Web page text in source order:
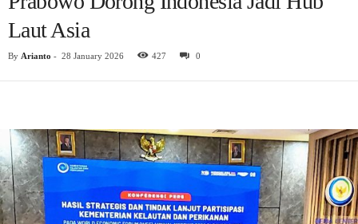
Laut Asia
By Arianto - 28 January 2026 427 0